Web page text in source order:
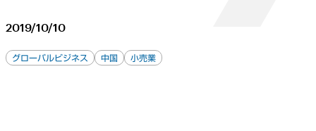
2019/10/10
グローバルビジネス 中国 小売業